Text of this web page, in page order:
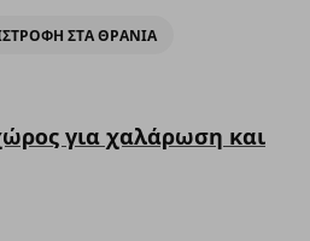
ΣΤΑ ΘΡΑΝΙΑ
για χαλάρωση και